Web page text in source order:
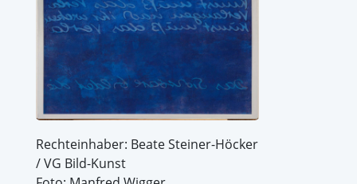
Rechteinhaber: Beate Steiner-Höcker
/ VG Bild-Kunst